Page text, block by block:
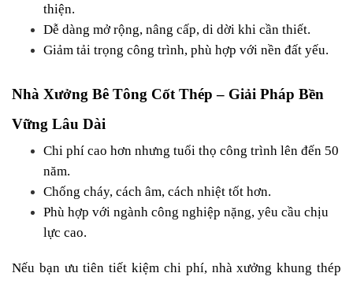
thiện.
Dễ dàng mở rộng, nâng cấp, di dời khi cần thiết.
Giảm tải trọng công trình, phù hợp với nền đất yếu.
Nhà Xưởng Bê Tông Cốt Thép – Giải Pháp Bền
Vững Lâu Dài
Chi phí cao hơn nhưng tuổi thọ công trình lên đến 50
năm.
Chống cháy, cách âm, cách nhiệt tốt hơn.
Phù hợp với ngành công nghiệp nặng, yêu cầu chịu
lực cao.
Nếu bạn ưu tiên tiết kiệm chi phí, nhà xưởng khung thép